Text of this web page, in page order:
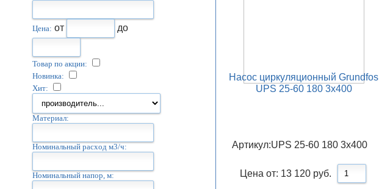
Цена: от до
Товар по акции:
Новинка:
Хит:
Материал:
Номинальный расход м3/ч:
Номинальный напор, м:
Насос циркуляционный Grundfos
UPS 25-60 180 3x400
Артикул:UPS 25-60 180 3x400
Цена от: 13 120 руб.